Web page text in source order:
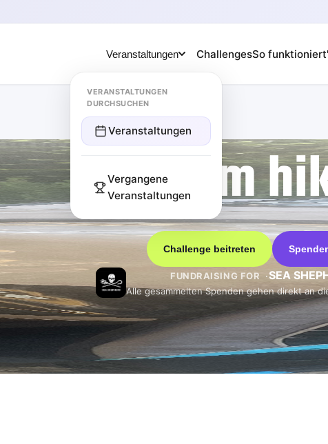
Veranstaltungen
VERANSTALTUNGEN
DURCHSUCHEN
Veranstaltungen
Vergangene
Veranstaltungen
ChallengesSo
10 km
Challenge beitreten
FUNDRAISING FOR SEA
Alle gesammelten Spenden gehen direkt an